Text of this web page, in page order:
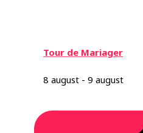
Tour de Mariager
8 august -9 august